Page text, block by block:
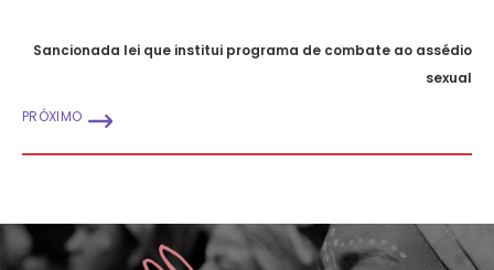
Sancionada lei que institui programa de combate ao assédio
sexual
PRÓXIMO